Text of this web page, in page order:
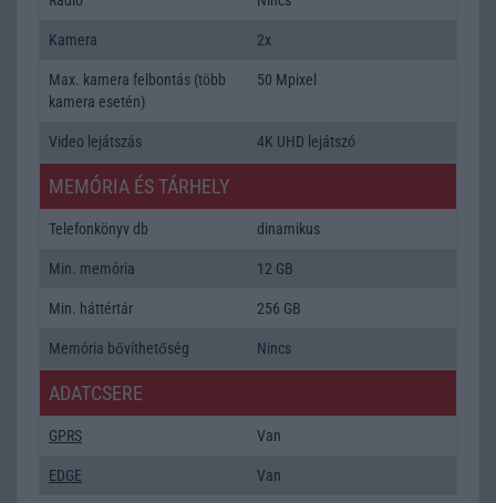
Kamera 2x
Max. kamera felbontás (több
kamera esetén)
50 Mpixel
Video lejátszás 4K UHD lejátszó
MEMÓRIA ÉS TÁRHELY
Telefonkönyv db dinamikus
Min. memória 12 GB
Min. háttértár 256 GB
Memória bővíthetőség Nincs
ADATCSERE
GPRS Van
EDGE Van